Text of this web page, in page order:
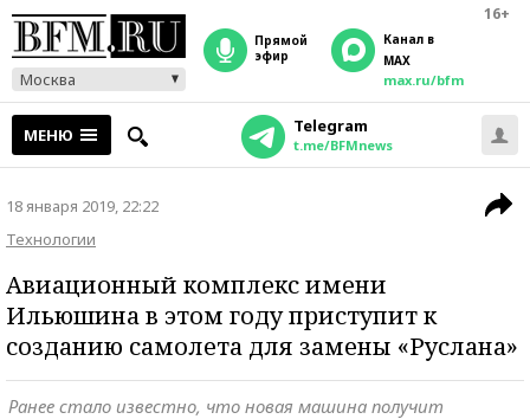
16+
Москва
прямой
эфир
Канал в
MAX
max.ru/bfm
МЕНЮ Telegram
t.me/BFMnews
18 января 2019, 22:22
Технологии
Авиационный комплекс имени
Ильюшина в этом году приступит к
созданию самолета для замены «Руслана»
Ранее стало известно, что новая машина получит